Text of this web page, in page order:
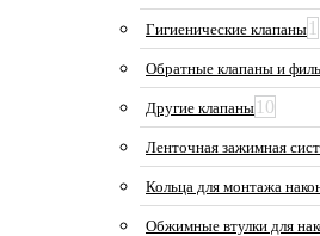
Гигиенические клапаны 1
Обратные клапаны и
Другие клапаны 10
Ленточная зажимная
Кольца для монтажа
Обжимные втулки для